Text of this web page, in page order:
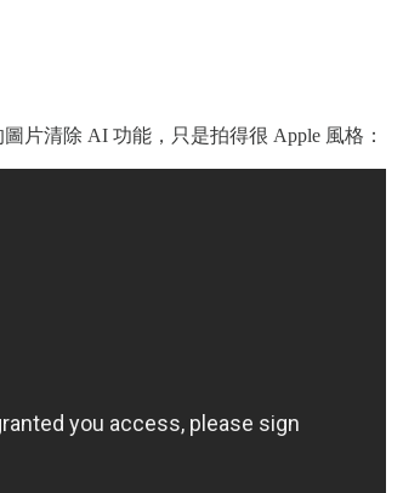
片清除 AI 功能，只是拍得很 Apple 風格：